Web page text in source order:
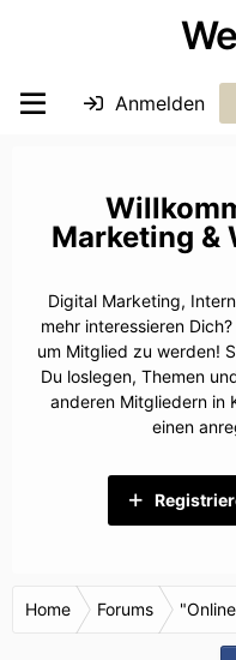
Anmelden
Marketing &
Digital Marketing,
mehr interessieren
um Mitglied zu werden!
Du loslegen, Themen
anderen Mitgliedern in
einen
Home Forums